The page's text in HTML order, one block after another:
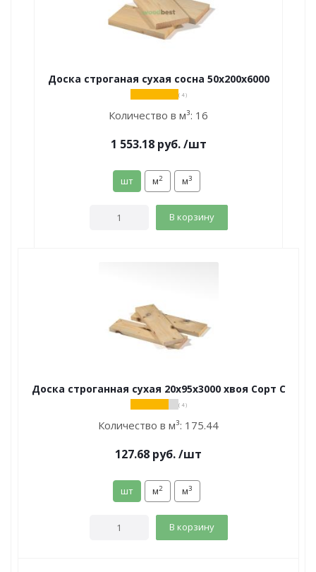
Доска строганая сухая сосна 50х200х6000
( 4 )
Количество в м³: 16
1 553.18руб. /шт
шт м2 м3
В корзину
Доска строганная сухая 20х95х3000 хвоя Сорт С
( 4 )
Количество в м³: 175.44
127.68 руб./шт
шт м2 м3
В корзину